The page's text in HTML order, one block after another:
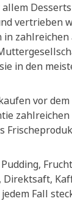
allem
vertrieben
in
in den
vor
Direktsaft,
Fall